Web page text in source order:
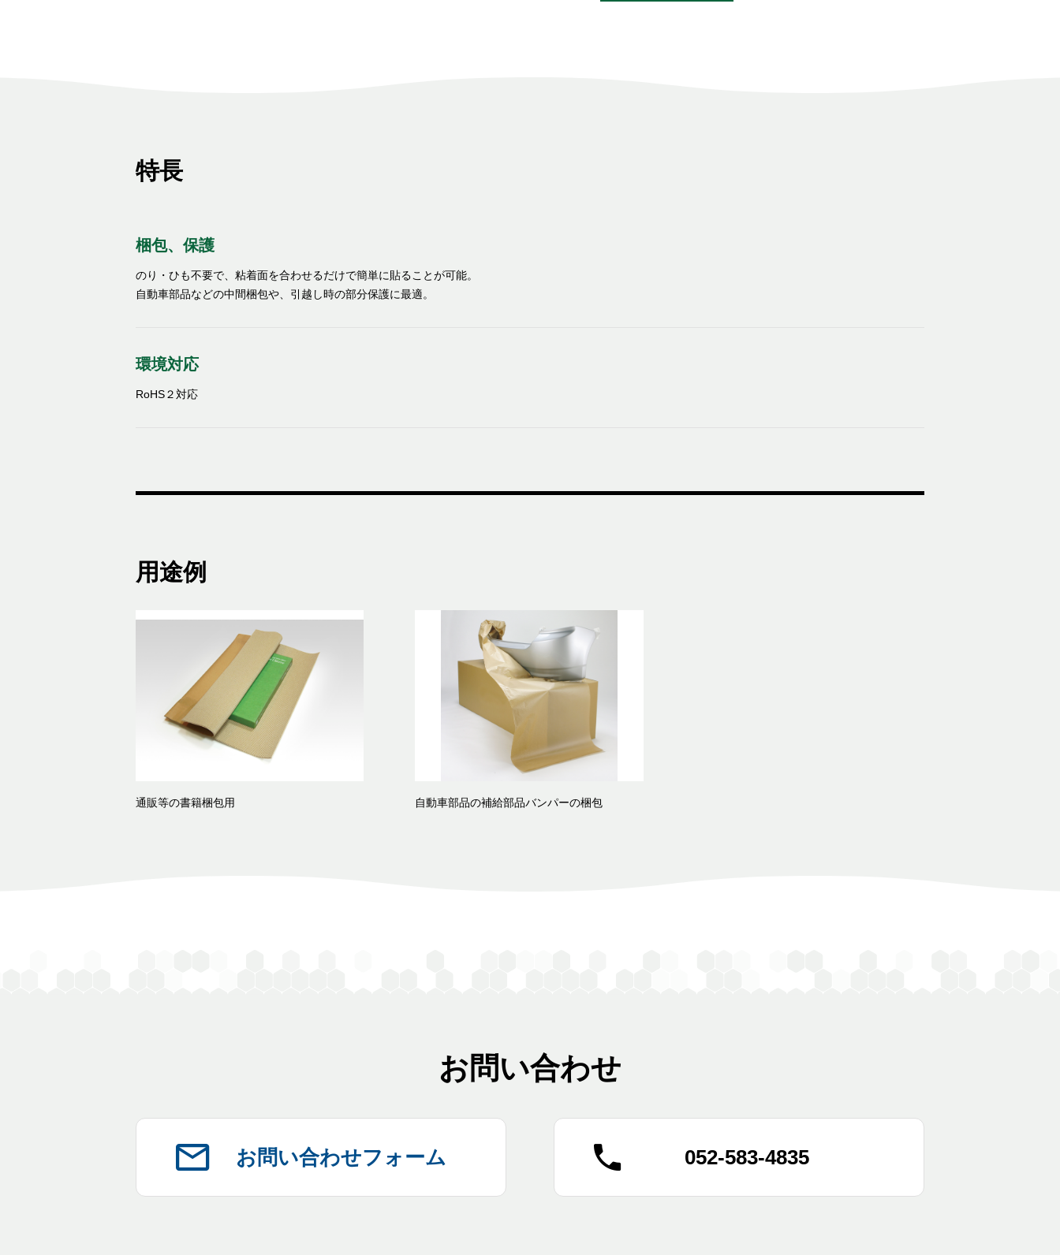
特長
梱包、保護
のり・ひも不要で、粘着面を合わせるだけで簡単に貼ることが可能。
自動車部品などの中間梱包や、引越し時の部分保護に最適。
環境対応
RoHS２対応
用途例
通販等の書籍梱包用 自動車部品の補給部品バンパーの梱包
お問い合わせ
お問い合わせフォーム 052-583-4835